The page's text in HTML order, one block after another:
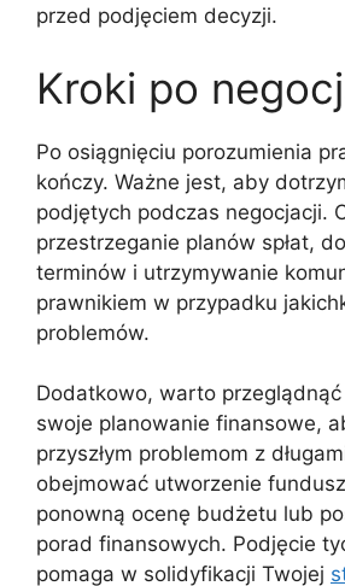
przed podjęciem decyzji.
Kroki po
Po osiągnięciu porozumienia
kończy. Ważne jest, aby
podjętych podczas negocjacji.
przestrzeganie planów spłat,
terminów i utrzymywanie
prawnikiem w przypadku
problemów.
Dodatkowo, warto
swoje planowanie finansowe,
przyszłym problemom z
obejmować utworzenie
ponowną ocenę budżetu lub
porad finansowych. Podjęcie
pomaga w solidyfikacji Twojej